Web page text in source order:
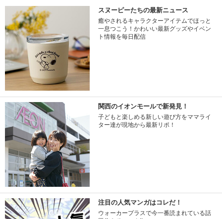
スヌーピーたちの最新ニュース
癒やされるキャラクターアイテムでほっと
一息つこう！かわいい最新グッズやイベン
ト情報を毎日配信
関西のイオンモールで新発見！
子どもと楽しめる新しい遊び方をママライ
ター達が現地から最新リポ！
注目の人気マンガはコレだ！
ウォーカープラスで今一番読まれている話